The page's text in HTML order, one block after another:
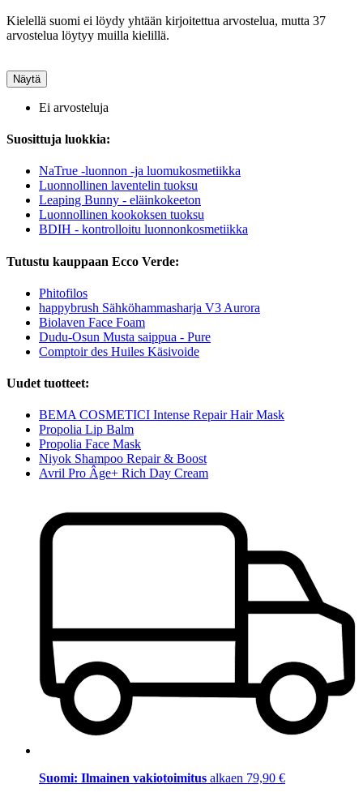
Kielellä suomi ei löydy yhtään kirjoitettua arvostelua, mutta 37
arvostelua löytyy muilla kielillä.
Näytä
Ei arvosteluja
Suosittuja luokkia:
NaTrue -luonnon -ja luomukosmetiikka
Luonnollinen laventelin tuoksu
Leaping Bunny - eläinkokeeton
Luonnollinen kookoksen tuoksu
BDIH - kontrolloitu luonnonkosmetiikka
Tutustu kauppaan Ecco Verde:
Phitofilos
happybrush Sähköhammasharja V3 Aurora
Biolaven Face Foam
Dudu-Osun Musta saippua - Pure
Comptoir des Huiles Käsivoide
Uudet tuotteet:
BEMA COSMETICI Intense Repair Hair Mask
Propolia Lip Balm
Propolia Face Mask
Niyok Shampoo Repair & Boost
Avril Pro Âge+ Rich Day Cream
Suomi: Ilmainen vakiotoimitus alkaen 79,90 €